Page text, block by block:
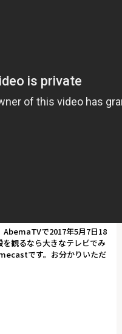
AbemaTVで2017年5月7日18
観るなら大きなテレビでみ
です。お分かりいただ